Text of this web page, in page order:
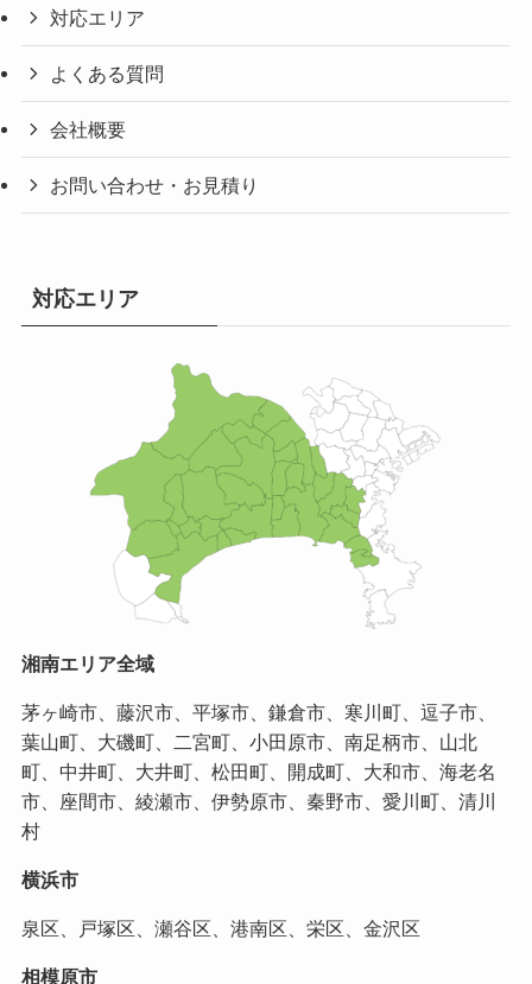
対応エリア
よくある質問
会社概要
お問い合わせ・お見積り
対応エリア
湘南エリア全域
茅ヶ崎市、藤沢市、平塚市、鎌倉市、寒川町、逗子市、
葉山町、大磯町、二宮町、小田原市、南足柄市、山北
町、中井町、大井町、松田町、開成町、大和市、海老名
市、座間市、綾瀬市、伊勢原市、秦野市、愛川町、清川
村
横浜市
泉区、戸塚区、瀬谷区、港南区、栄区、金沢区
相模原市